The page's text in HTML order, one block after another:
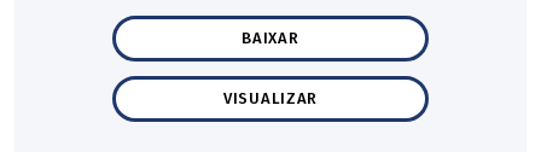
BAIXAR
VISUALIZAR